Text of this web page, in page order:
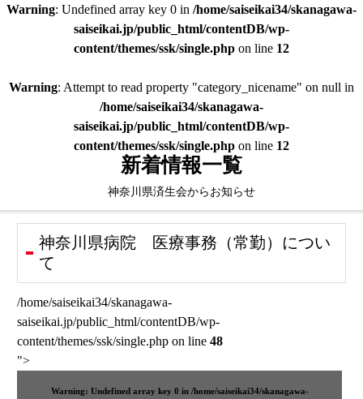
Warning: Undefined array key 0 in /home/saiseikai34/skanagawa-
saiseikai.jp/public_html/contentDB/wp-
content/themes/ssk/single.php on line 12
Warning: Attempt to read property "category_nicename" on null in
/home/saiseikai34/skanagawa-
saiseikai.jp/public_html/contentDB/wp-
content/themes/ssk/single.php on line 12
新着情報一覧
神奈川県済生会からお知らせ
神奈川県病院 医療事務（常勤）につい
て
/home/saiseikai34/skanagawa-
saiseikai.jp/public_html/contentDB/wp-
content/themes/ssk/single.php on line48
">
Warning: Undefined array key 0 in /home/saiseikai34/skanagawa-